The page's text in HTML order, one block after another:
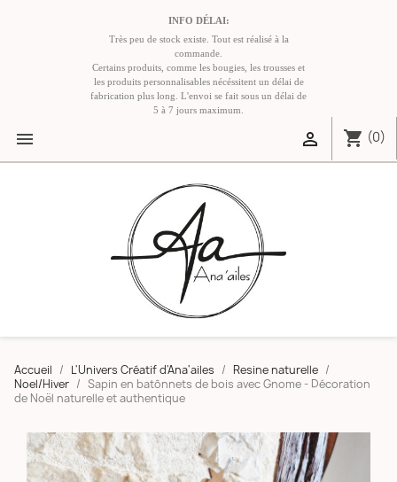
INFO DÉLAI:
Très peu de stock existe. Tout est réalisé à la
commande.
Certains produits, comme les bougies, les trousses et
les produits personnalisables nécéssitent un délai de
fabrication plus long. L'envoi se fait sous un délai de
5 à 7 jours maximum.
 shopping_cart (0)

Accueil L'Univers Créatif d'Ana'ailes
Resine naturelle
Noel/Hiver
Sapin en batônnets de bois avec Gnome - Décoration
de Noël naturelle et authentique